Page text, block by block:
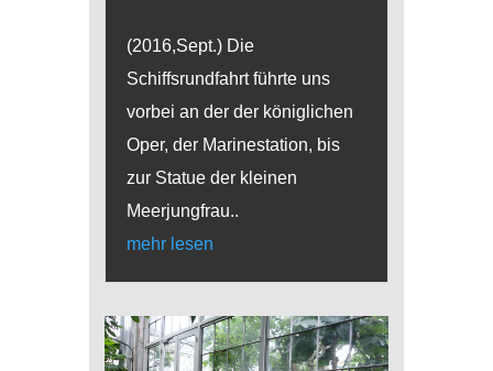
(2016,Sept.) Die
Schiffsrundfahrt führte uns
vorbei an der der königlichen
Oper, der Marinestation, bis
zur Statue der kleinen
Meerjungfrau..
mehr lesen